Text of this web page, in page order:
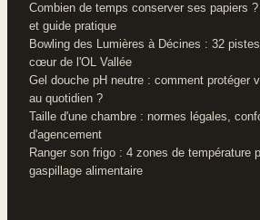
Combien de temps conserver ses papiers
et guide pratique
Bowling des Lumières à Décines : 32
cœur de l'OL Vallée
Gel douche pH neutre : comment protéger
au quotidien ?
Taille d'une chambre : normes légales,
d'agencement
Ranger son frigo : 4 zones de température
gaspillage alimentaire